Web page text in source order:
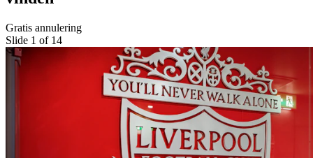
Gratis annulering
Slide 1 of 14